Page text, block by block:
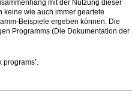
mit der Nutzung dieser
keine wie auch immer geartete
Beispiele ergeben können. Die
Programms (Die Dokumentation der